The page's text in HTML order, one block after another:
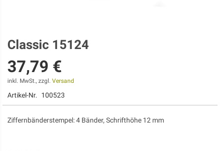
Zum
Anfang
der
Bildgalerie
springen
Classic 15124
37,79 €
inkl. MwSt., zzgl. Versand
Artikel-Nr. 100523
Ziffernbänderstempel: 4 Bänder, Schrifthöhe 12 mm